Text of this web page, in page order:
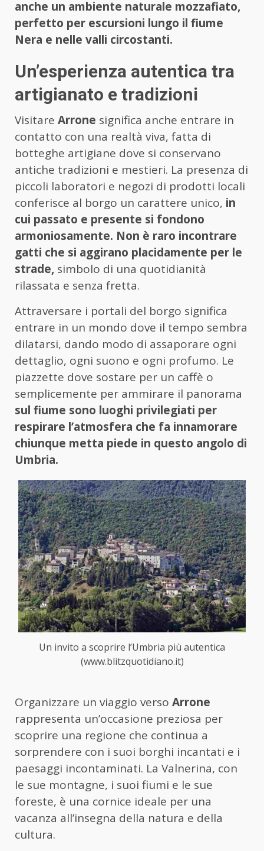
anche un ambiente naturale mozzafiato,
perfetto per escursioni lungo il fiume
Nera e nelle valli circostanti.
Un’esperienza autentica tra
artigianato e tradizioni
Visitare Arrone significa anche entrare in
contatto con una realtà viva, fatta di
botteghe artigiane dove si conservano
antiche tradizioni e mestieri. La presenza di
piccoli laboratori e negozi di prodotti locali
conferisce al borgo un carattere unico, in
cui passato e presente si fondono
armoniosamente. Non è raro incontrare
gatti che si aggirano placidamente per le
strade, simbolo di una quotidianità
rilassata e senza fretta.
Attraversare i portali del borgo significa
entrare in un mondo dove il tempo sembra
dilatarsi, dando modo di assaporare ogni
dettaglio, ogni suono e ogni profumo. Le
piazzette dove sostare per un caffè o
semplicemente per ammirare il panorama
sul fiume sono luoghi privilegiati per
respirare l’atmosfera che fa innamorare
chiunque metta piede in questo angolo di
Umbria.
Un invito a scoprire l’Umbria più autentica
(www.blitzquotidiano.it)
Organizzare un viaggio verso Arrone
rappresenta un’occasione preziosa per
scoprire una regione che continua a
sorprendere con i suoi borghi incantati e i
paesaggi incontaminati. La Valnerina, con
le sue montagne, i suoi fiumi e le sue
foreste, è una cornice ideale per una
vacanza all’insegna della natura e della
cultura.